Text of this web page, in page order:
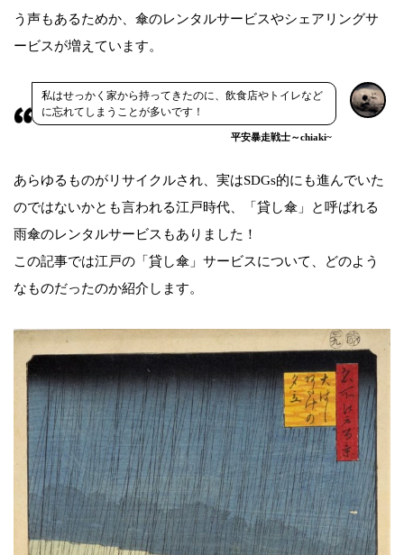
う声もあるためか、傘のレンタルサービスやシェアリングサ
ービスが増えています。
私はせっかく家から持ってきたのに、飲食店やトイレなど
に忘れてしまうことが多いです！
平安暴走戦士～chiaki~
あらゆるものがリサイクルされ、実はSDGs的にも進んでいた
のではないかとも言われる江戸時代、「貸し傘」と呼ばれる
雨傘のレンタルサービスもありました！
この記事では江戸の「貸し傘」サービスについて、どのよう
なものだったのか紹介します。